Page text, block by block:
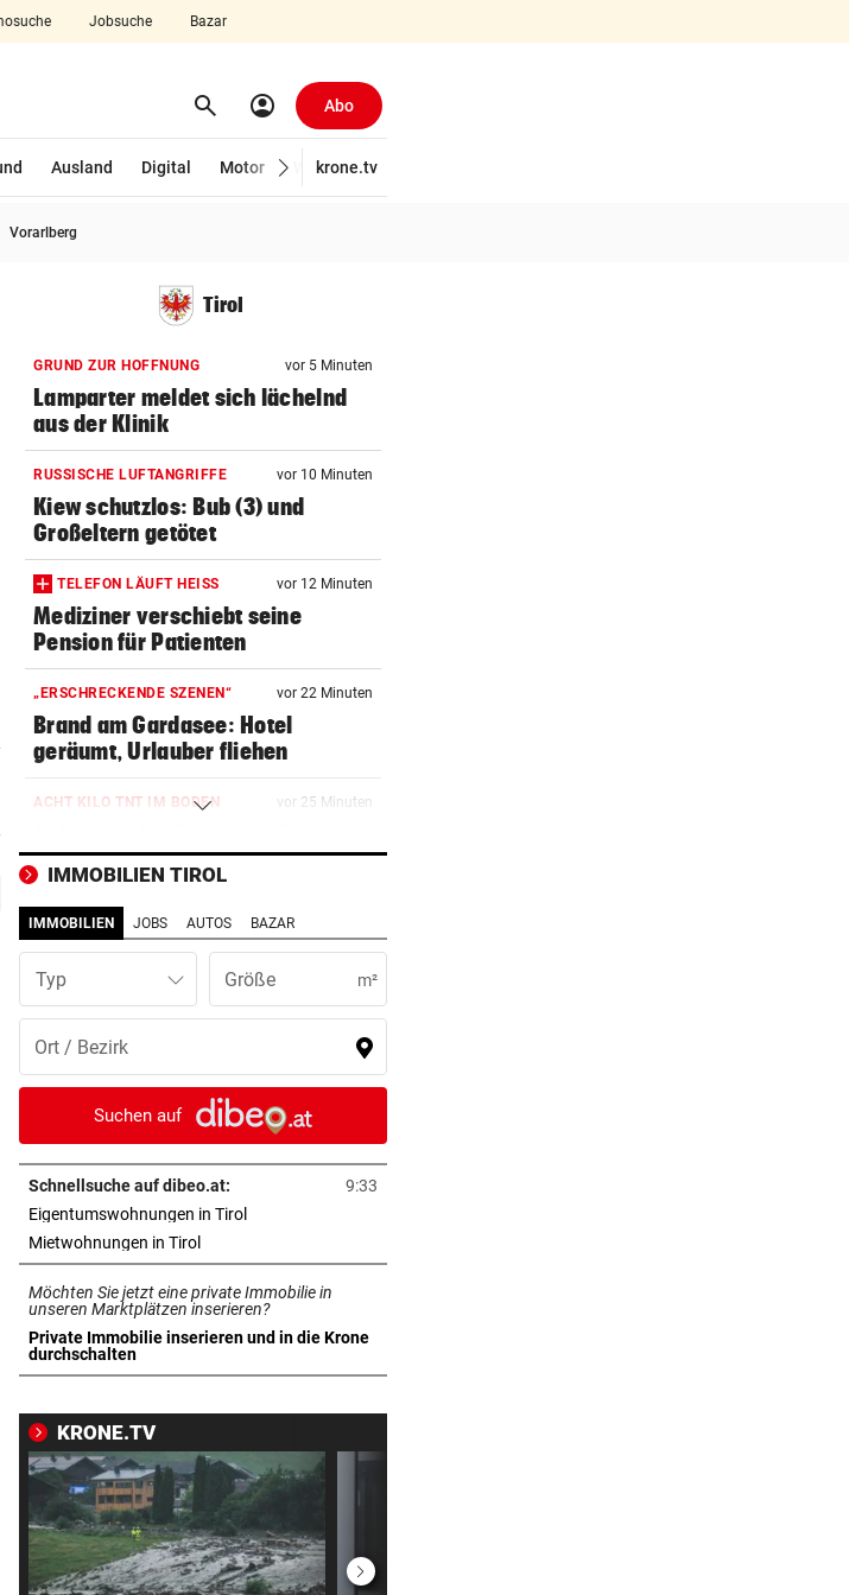
Jobsuche Bazar
search Suchen
account_circle Abo
Ausland Digital Motor Wirtschaft
krone.tv
Vorarlberg
Tirol
GRUND ZUR HOFFNUNG vor 5 Minuten
Lamparter meldet sich lächelnd
aus der Klinik
RUSSISCHE LUFTANGRIFFE vor 10 Minuten
Kiew schutzlos: Bub (3) und
Großeltern getötet
TELEFON LÄUFT HEISS vor 12 Minuten
Mediziner verschiebt seine
Pension für Patienten
„ERSCHRECKENDE SZENEN“ vor 22 Minuten
Brand am Gardasee: Hotel
geräumt, Urlauber fliehen
ACHT KILO TNT IM BODEN vor 25 Minuten
beliebtem See gefunden
WURDE NUR 27 JAHRE ALT
Uganda trauert! Teamspieler bei
Überfall ermordet
„KRONE“-KOMMENTAR vor 32 Minuten
Kinder, Kinder: Freude und
Arbeit
vor 37 Minuten
Radlerin (32) starb nach Kollision
mit Kipplaster
„NICHT WIEDERERKANNT!“
John Goodman: Supermarkt-
Selfie lässt Fans staunen
ERLAUBT, WAS GEFÄLLT vor einer Stunde
Flip-Flops am Steuer – darf man
PINKELNIG VOR COMEBACK vor einer Stunde
„Habe so viel Kraft wie schon
lange nicht mehr“
„AM BODEN ZERSTÖRT“ vor 2 Stunden
IMMOBILIEN TIROL
IMMOBILIEN JOBS AUTOS BAZAR
Typ m²
Suchen auf
Schnellsuche auf dibeo.at:
9:33
Eigentumswohnungen in Tirolin neuem Tab öffnen
Mietwohnungen in Tirolin neuem Tab öffnen
Möchten Sie jetzt eine private Immobilie in
unseren Marktplätzen inserieren?
Private Immobilie inserieren und in die Krone
durchschalten
in neuem Tab öffnen
KRONE.TV